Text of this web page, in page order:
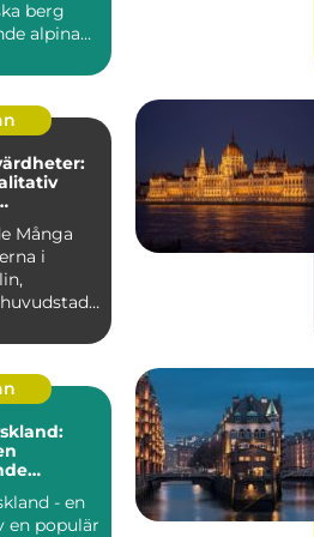
berg
alpina
Många
i
i hjärtat
- en
en populär